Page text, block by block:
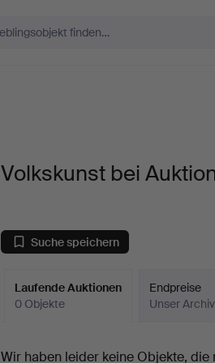
Volkskunst bei
Suche speichern
Laufende Auktionen
0 Objekte
Endpreise
Unser
Laufende
Wir haben leider keine Objekte, die